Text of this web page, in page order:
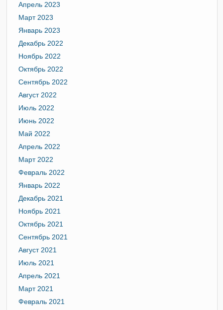
Апрель 2023
Март 2023
Январь 2023
Декабрь 2022
Ноябрь 2022
Октябрь 2022
Сентябрь 2022
Август 2022
Июль 2022
Июнь 2022
Май 2022
Апрель 2022
Март 2022
Февраль 2022
Январь 2022
Декабрь 2021
Ноябрь 2021
Октябрь 2021
Сентябрь 2021
Август 2021
Июль 2021
Апрель 2021
Март 2021
Февраль 2021